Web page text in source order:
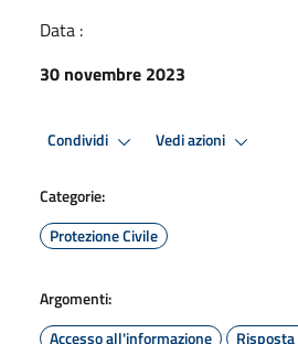
Data :
30 novembre 2023
Condividi Vedi azioni
Categorie:
Protezione Civile
Argomenti:
Accesso all'informazione